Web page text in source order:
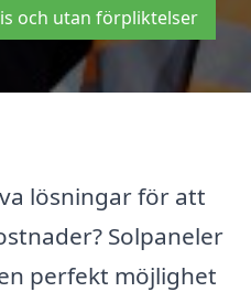
och utan förpliktelser
lösningar för att
Solpaneler
perfekt möjlighet